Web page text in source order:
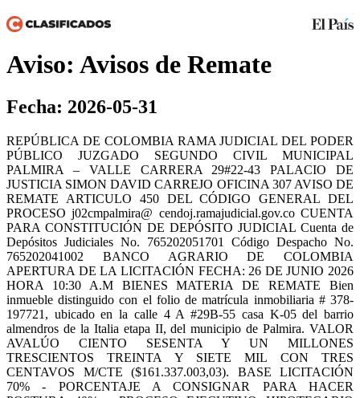
Aviso: Avisos de Remate
Fecha: 2026-05-31
REPÚBLICA DE COLOMBIA RAMA JUDICIAL DEL PODER
PÚBLICO JUZGADO SEGUNDO CIVIL MUNICIPAL
PALMIRA – VALLE CARRERA 29#22-43 PALACIO DE
JUSTICIA SIMON DAVID CARREJO OFICINA 307 AVISO DE
REMATE ARTICULO 450 DEL CÓDIGO GENERAL DEL
PROCESO j02cmpalmira@ cendoj.ramajudicial.gov.co CUENTA
PARA CONSTITUCIÓN DE DEPÓSITO JUDICIAL Cuenta de
Depósitos Judiciales No. 765202051701 Código Despacho No.
765202041002 BANCO AGRARIO DE COLOMBIA
APERTURA DE LA LICITACIÓN FECHA: 26 DE JUNIO 2026
HORA 10:30 A.M BIENES MATERIA DE REMATE Bien
inmueble distinguido con el folio de matrícula inmobiliaria # 378-
197721, ubicado en la calle 4 A #29B-55 casa K-05 del barrio
almendros de la Italia etapa II, del municipio de Palmira. VALOR
AVALÚO CIENTO SESENTA Y UN MILLONES
TRESCIENTOS TREINTA Y SIETE MIL CON TRES
CENTAVOS M/CTE ($161.337.003,03). BASE LICITACIÓN
70% - PORCENTAJE A CONSIGNAR PARA HACER